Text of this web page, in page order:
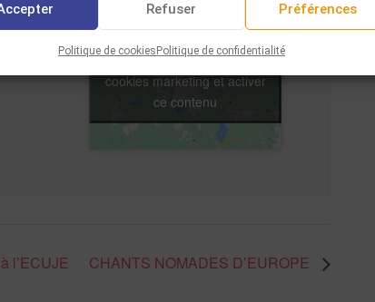
Refuser Préférences
Politique de cookiesPolitique de confidentialité
Cliquez pour accepter les
cookies marketing et activer
ce contenu
l’ECUJE CHANTS NOMADES D’EUROPE